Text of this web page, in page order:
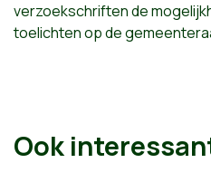
verzoekschriften de
toelichten op de
Ook